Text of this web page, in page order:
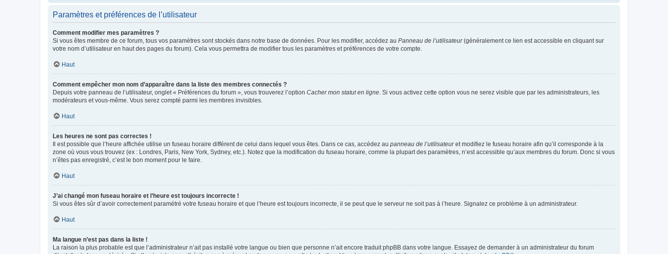
Paramètres et préférences de l’utilisateur
Comment modifier mes paramètres ?
Si vous êtes membre de ce forum, tous vos paramètres sont stockés dans notre base de données. Pour les modifier, accédez au Panneau de l’utilisateur(généralement ce lien est accessible en cliquant sur
votre nom d’utilisateur en haut des pages du forum). Cela vous permettra de modifier tous les paramètres et préférences de votre compte.
Haut
Comment empêcher mon nom d’apparaître dans la liste des membres connectés ?
Depuis votre panneau de l’utilisateur, onglet « Préférences du forum », vous trouverez l’option Cacher mon statut en ligne . Si vous activez cette option vous ne serez visible que par les administrateurs, les
modérateurs et vous-même. Vous serez compté parmi les membres invisibles.
Haut
Les heures ne sont pas correctes !
Il est possible que l’heure affichée utilise un fuseau horaire différent de celui dans lequel vous êtes. Dans ce cas, accédez au panneau de l’utilisateuret modifiez le fuseau horaire afin qu’il corresponde à la
zone où vous vous trouvez (ex : Londres, Paris, New York, Sydney, etc.). Notez que la modification du fuseau horaire, comme la plupart des paramètres, n’est accessible qu’aux membres du forum. Donc si vous
n’êtes pas enregistré, c’est le bon moment pour le faire.
Haut
J’ai changé mon fuseau horaire et l’heure est toujours incorrecte !
Si vous êtes sûr d’avoir correctement paramétré votre fuseau horaire et que l’heure est toujours incorrecte, il se peut que le serveur ne soit pas à l’heure. Signalez ce problème à un administrateur.
Haut
Ma langue n’est pas dans la liste !
La raison la plus probable est que l’administrateur n’ait pas installé votre langue ou bien que personne n’ait encore traduit phpBB dans votre langue. Essayez de demander à un administrateur du forum